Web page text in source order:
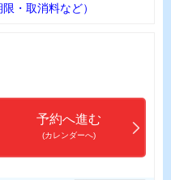
・取消料など）
予約へ進む
(カレンダーへ)